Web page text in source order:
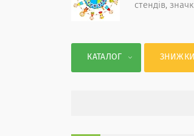
стендів,
КАТАЛОГ ЗНИЖКИ